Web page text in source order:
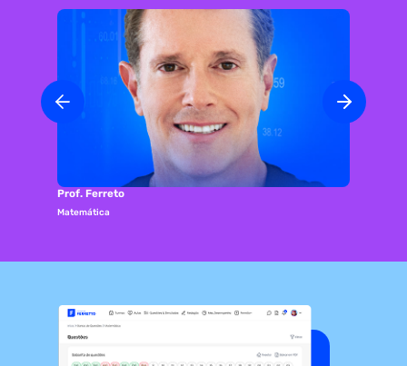
Prof. Ferreto
Matemática